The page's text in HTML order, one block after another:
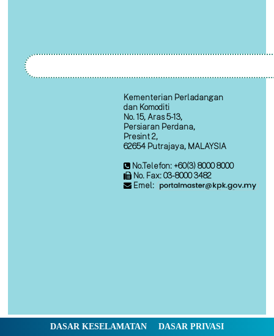
Kementerian Perladangan
dan Komoditi
No. 15, Aras 5-13,
Persiaran Perdana,
Presint 2,
62654 Putrajaya, MALAYSIA
No.Telefon: +60(3) 8000 8000
No. Fax: 03-8000 3482
Emel:
DASAR KESELAMATAN
DASAR PRIVASI